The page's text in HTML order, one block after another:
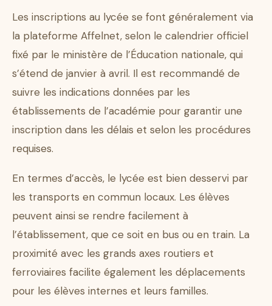
Les inscriptions au lycée se font généralement via
la plateforme Affelnet, selon le calendrier officiel
fixé par le ministère de l’Éducation nationale, qui
s’étend de janvier à avril. Il est recommandé de
suivre les indications données par les
établissements de l’académie pour garantir une
inscription dans les délais et selon les procédures
requises.
En termes d’accès, le lycée est bien desservi par
les transports en commun locaux. Les élèves
peuvent ainsi se rendre facilement à
l’établissement, que ce soit en bus ou en train. La
proximité avec les grands axes routiers et
ferroviaires facilite également les déplacements
pour les élèves internes et leurs familles.